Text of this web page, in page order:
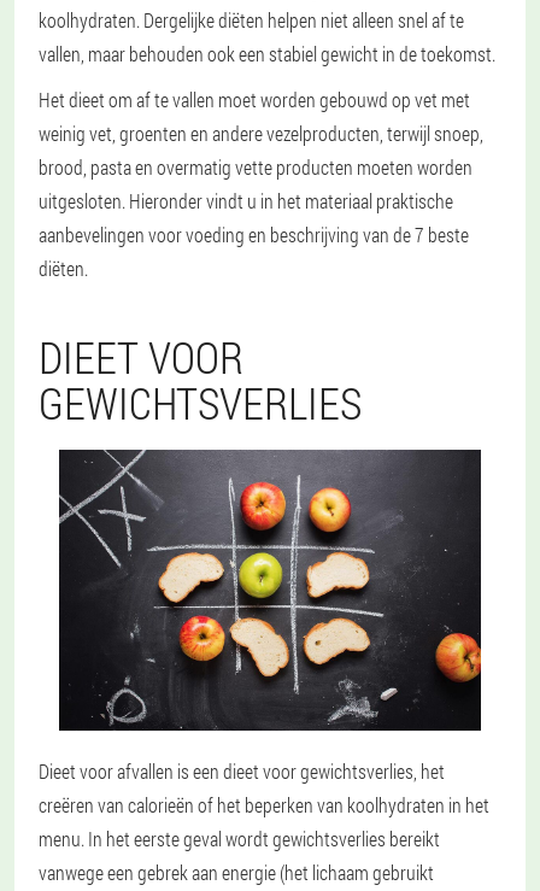
koolhydraten. Dergelijke diëten helpen niet alleen snel af te
vallen, maar behouden ook een stabiel gewicht in de toekomst.
Het dieet om af te vallen moet worden gebouwd op vet met
weinig vet, groenten en andere vezelproducten, terwijl snoep,
brood, pasta en overmatig vette producten moeten worden
uitgesloten. Hieronder vindt u in het materiaal praktische
aanbevelingen voor voeding en beschrijving van de 7 beste
diëten.
DIEET VOOR
GEWICHTSVERLIES
Dieet voor afvallen is een dieet voor gewichtsverlies, het
creëren van calorieën of het beperken van koolhydraten in het
menu. In het eerste geval wordt gewichtsverlies bereikt
vanwege een gebrek aan energie (het lichaam gebruikt